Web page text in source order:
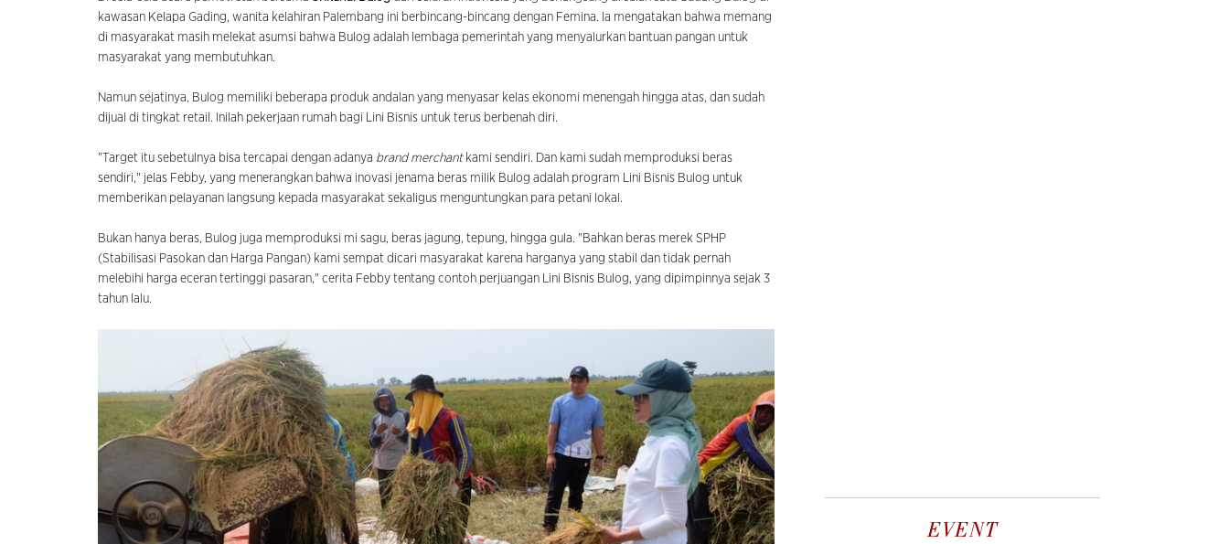
kawasan Kelapa Gading, wanita kelahiran Palembang ini berbincang-bincang dengan Femina. Ia mengatakan bahwa memang
di masyarakat masih melekat asumsi bahwa Bulog adalah lembaga pemerintah yang menyalurkan bantuan pangan untuk
masyarakat yang membutuhkan.
Namun sejatinya, Bulog memiliki beberapa produk andalan yang menyasar kelas ekonomi menengah hingga atas, dan sudah
dijual di tingkat retail. Inilah pekerjaan rumah bagi Lini Bisnis untuk terus berbenah diri.
"Target itu sebetulnya bisa tercapai dengan adanya brand merchant kami sendiri. Dan kami sudah memproduksi beras
sendiri," jelas Febby, yang menerangkan bahwa inovasi jenama beras milik Bulog adalah program Lini Bisnis Bulog untuk
memberikan pelayanan langsung kepada masyarakat sekaligus menguntungkan para petani lokal.
Bukan hanya beras, Bulog juga memproduksi mi sagu, beras jagung, tepung, hingga gula. "Bahkan beras merek SPHP
(Stabilisasi Pasokan dan Harga Pangan) kami sempat dicari masyarakat karena harganya yang stabil dan tidak pernah
melebihi harga eceran tertinggi pasaran," cerita Febby tentang contoh perjuangan Lini Bisnis Bulog, yang dipimpinnya sejak 3
tahun lalu.
EVENT